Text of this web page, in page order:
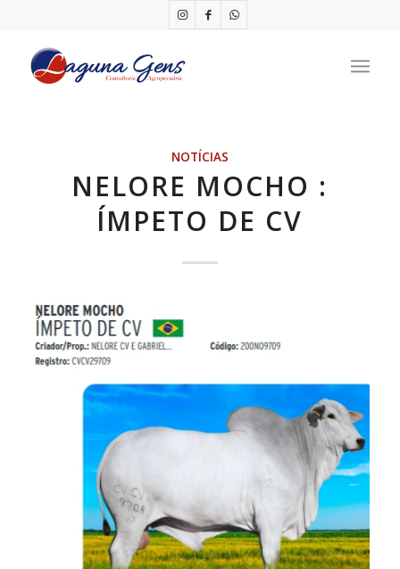
NOTÍCIAS
NELORE MOCHO :
ÍMPETO DE CV